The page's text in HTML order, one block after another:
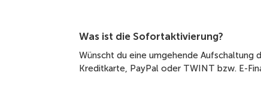
Was ist die Sofortaktivierung?
Wünscht du eine umgehende Aufschaltung
Kreditkarte, PayPal oder TWINT bzw. E-